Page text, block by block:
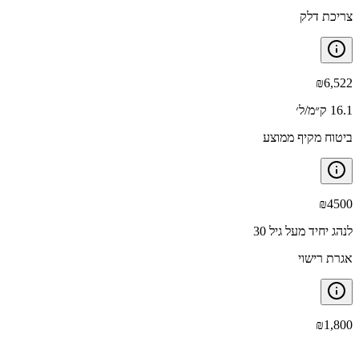
צריכת דלק
₪6,522
16.1 ק״מ/ל׳
ביטוח מקיף ממוצע
₪4500
לנהג יחיד מעל גיל 30
אגרת רישוי
₪1,800